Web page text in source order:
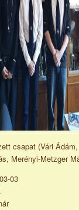
csapat (Vári
Merényi-Metzger
03